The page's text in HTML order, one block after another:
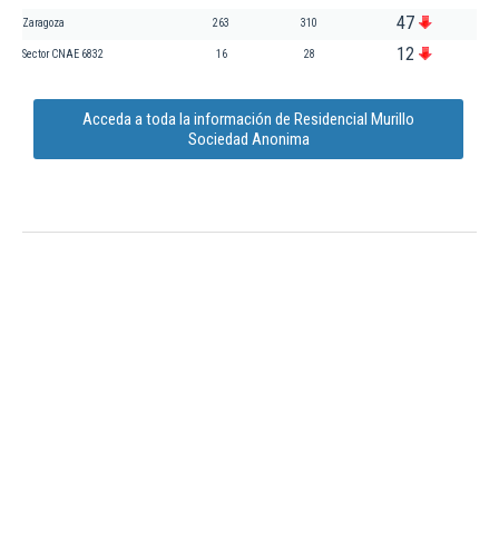
Zaragoza 263 310 47
Sector CNAE 6832 16 28 12
Acceda a toda la información de Residencial Murillo
Sociedad Anonima